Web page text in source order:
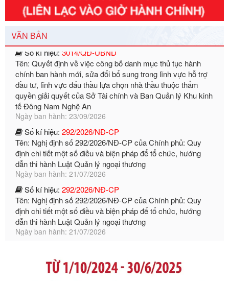
VĂN BẢN
định chuẩn nghèo đa chiều quốc gia giai đoạn 2026 - 2030
Ngày ban hành: 29/12/2026
Số kí hiệu:
Tên: Quyết định về việc công bố danh mục thủ tục hành
chính ban hành mới, sửa đổi bổ sung trong lĩnh vực hỗ trợ
đầu tư, lĩnh vực đấu thầu lựa chọn nhà thầu thuộc thẩm
quyền giải quyết của Sở Tài chính và Ban Quản lý Khu kinh
tế Đông Nam Nghệ An
Ngày ban hành: 23/09/2026
Số kí hiệu: 292/2026/NĐ-CP
Tên: Nghị định số 292/2026/NĐ-CP của Chính phủ: Quy
định chi tiết một số điều và biện pháp để tổ chức, hướng
dẫn thi hành Luật Quản lý ngoại thương
Ngày ban hành: 21/07/2026
Số kí hiệu:292/2026/NĐ-CP
Tên: Nghị định số 292/2026/NĐ-CP của Chính phủ: Quy
định chi tiết một số điều và biện pháp để tổ chức, hướng
dẫn thi hành Luật Quản lý ngoại thương
Ngày ban hành: 21/07/2026
Số kí hiệu:105/2026/TT-BTC
Tên: Thông tư số 105/2026/TT-BTC của Bộ Tài chính: Bãi
2019 của Bộ trưởng Bộ Tài chính hướng dẫn thực hiện xử
phạt vi phạm hành chính trong lĩnh vực kho bạc nhà nước